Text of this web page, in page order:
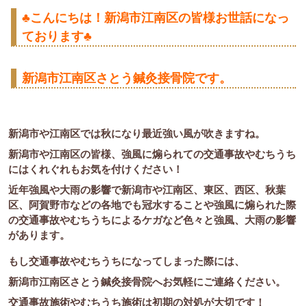
♣こんにちは！新潟市江南区の皆様お世話になっ
ております♣
新潟市江南区さとう鍼灸接骨院です。
新潟市や江南区では秋になり最近強い風が吹きますね。
新潟市や江南区の皆様、強風に煽られての交通事故やむちうち
にはくれぐれもお気を付けください！
近年強風や大雨の影響で新潟市や江南区、東区、西区、秋葉
区、阿賀野市などの各地でも冠水することや強風に煽られた際
の交通事故やむちうちによるケガなど色々と強風、大雨の影響
があります。
もし交通事故やむちうちになってしまった際には、
新潟市江南区さとう鍼灸接骨院へお気軽にご連絡ください。
交通事故施術やむちうち施術は初期の対処が大切です！